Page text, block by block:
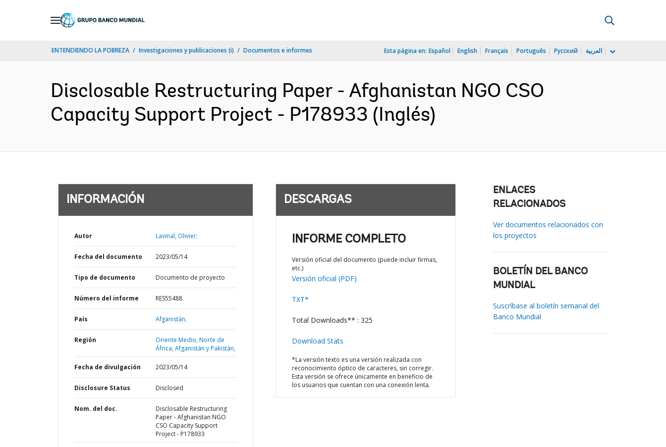
ENTENDIENDO LA POBREZA Investigaciones y publicaciones (i) Documentos e informes Esta página en: Español English Français Português Русский العربية
Disclosable Restructuring Paper - Afghanistan NGO CSO
Capacity Support Project - P178933 (Inglés)
INFORMACIÓN
Autor Lavinal, Olivier;
Fecha del documento 2023/05/14
Tipo de documento Documento de proyecto
Número del informe RES55488
País Afganistán,
Región
Oriente Medio, Norte de
África, Afganistán y Pakistán,
Fecha de divulgación 2023/05/14
Disclosure Status Disclosed
Nom. del doc.
Disclosable Restructuring
Paper - Afghanistan NGO
CSO Capacity Support
Project - P178933
DESCARGAS
INFORME COMPLETO
Versión oficial del documento (puede incluir firmas,
etc.)
Versión oficial (PDF)
TXT*
Total Downloads** : 325
Download Stats
*La versión texto es una versión realizada con
reconocimiento óptico de caracteres, sin corregir.
Esta versión se ofrece únicamente en beneficio de
los usuarios que cuentan con una conexión lenta.
ENLACES
RELACIONADOS
Ver documentos relacionados con
los proyectos
BOLETÍN DEL BANCO
MUNDIAL
Suscríbase al boletín semanal del
Banco Mundial